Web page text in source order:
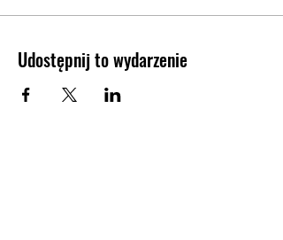
Udostępnij to wydarzenie